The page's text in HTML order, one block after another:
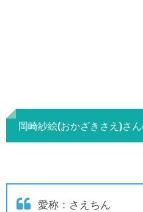
岡崎紗絵(おかざきさえ)さ
愛称：さえちん